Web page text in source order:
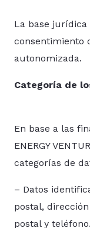
La base
consentimiento
autonomizada.
Categoría de
En base a las
ENERGY
categorías de
– Datos
postal,
postal y teléfono.